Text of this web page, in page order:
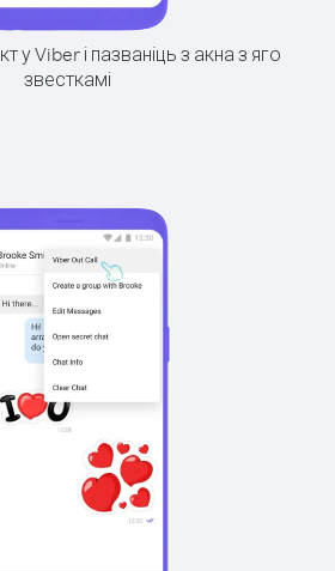
у Viber і пазваніць з акна з яго
звесткамі